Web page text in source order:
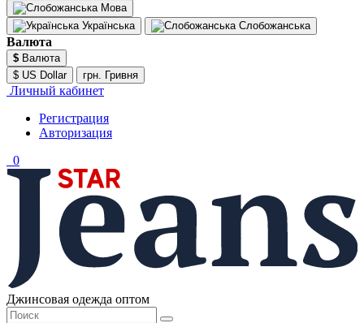
Мова
Українська
Слобожанська
Валюта
$ Валюта
$ US Dollar
грн. Гривня
Личный кабинет
Регистрация
Авторизация
0
Джинсовая одежда оптом